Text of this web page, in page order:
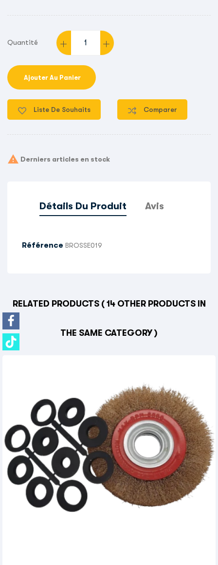
Quantité
Ajouter Au Panier
Liste De Souhaits Comparer
 Derniers articles en stock
Détails Du Produit Avis
Référence BROSSE019
RELATED PRODUCTS ( 14 OTHER PRODUCTS IN
THE SAME CATEGORY )